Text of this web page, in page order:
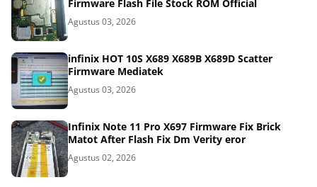
Firmware Flash File Stock ROM Official
Agustus 03, 2026
infinix HOT 10S X689 X689B X689D Scatter
Firmware Mediatek
Agustus 03, 2026
Infinix Note 11 Pro X697 Firmware Fix Brick
Matot After Flash Fix Dm Verity eror
Agustus 02, 2026